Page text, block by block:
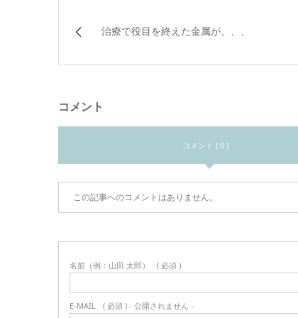
治療で役目を終えた金属が、、、
コメント
コメント ( 0 )
この記事へのコメントはありません。
名前（例：山田 太郎） ( 必須 )
E-MAIL ( 必須 ) - 公開されません -